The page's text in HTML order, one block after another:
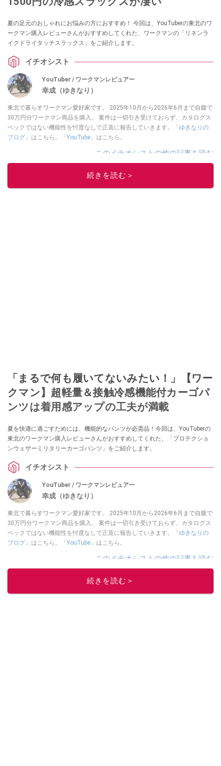
夏の足元のおしゃれにお悩みの方におすすめ！ 今回は、YouTuberの東北のワ
ークマン購入レビューさんがおすすめしてくれた、ワークマンの「リネンラ
イクドライタッチスラックス」をご紹介します。
イチオシスト
YouTuber / ワークマンレビュアー
幸成（ゆきなり）
東北で暮らすワークマン愛好家です。 2025年10月から2026年6月まで自腹で
30万円分ワークマン商品を購入。 案件は一切引き受けておらず、カタログス
ペックではない機能性を忖度なしで正直に報告していきます。「 ゆきなりの
ブログ 」はこちら。「 YouTube 」はこちら。
このイチオシストの他の記事を読む
続きを読む＞
「まるで何も履いてないみたい！」【ワー
クマン】超軽量＆接触冷感機能付カーゴパ
ンツは着用感アップの工夫が満載
夏を快適に過ごすためには、機能的なパンツが必需品！今回は、YouTuberの
東北のワークマン購入レビューさんがおすすめしてくれた、「プロテクショ
ンウェザーミリタリーカーゴパンツ」をご紹介します。
イチオシスト
YouTuber / ワークマンレビュアー
幸成（ゆきなり）
東北で暮らすワークマン愛好家です。 2025年10月から2026年6月まで自腹で
30万円分ワークマン商品を購入。 案件は一切引き受けておらず、カタログス
ペックではない機能性を忖度なしで正直に報告していきます。「 ゆきなりの
ブログ 」はこちら。「 YouTube 」はこちら。
このイチオシストの他の記事を読む
続きを読む＞